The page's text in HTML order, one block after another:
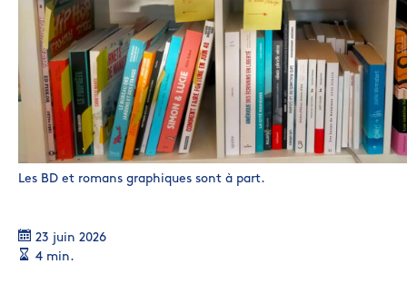
Les BD et romans graphiques sont à part.
23 juin 2026
4 min.